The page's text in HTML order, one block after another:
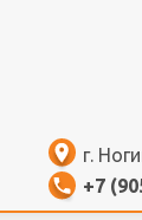
г.
+7